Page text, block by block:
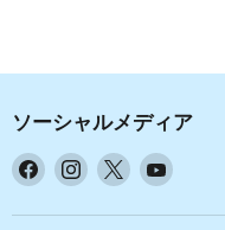
ソーシャルメディア
Facebook
見
Instagram
見
X
見
YouTube
見